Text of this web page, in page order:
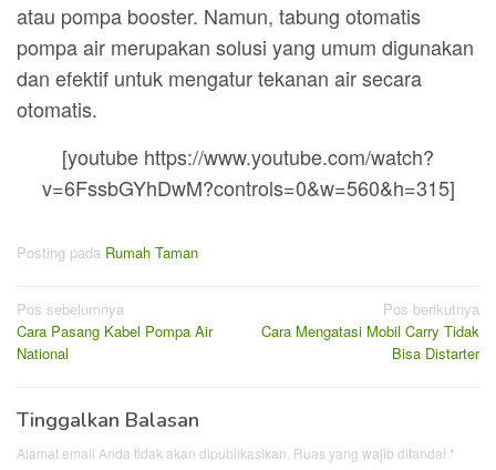
atau pompa booster. Namun, tabung otomatis
pompa air merupakan solusi yang umum digunakan
dan efektif untuk mengatur tekanan air secara
otomatis.
[youtube https://www.youtube.com/watch?
v=6FssbGYhDwM?controls=0&w=560&h=315]
Posting pada Rumah Taman
Navigasi
pos
Pos sebelumnya
Cara Pasang Kabel Pompa Air
National
Pos berikutnya
Cara Mengatasi Mobil Carry Tidak
Bisa Distarter
Tinggalkan Balasan
Alamat email Anda tidak akan dipublikasikan. Ruas yang wajib ditandai *